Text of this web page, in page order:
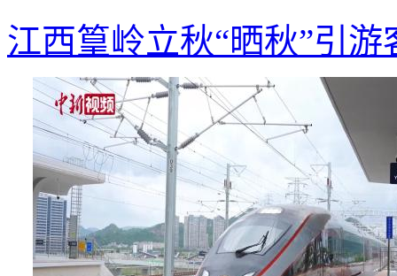
江西篁岭立秋“晒秋”引游